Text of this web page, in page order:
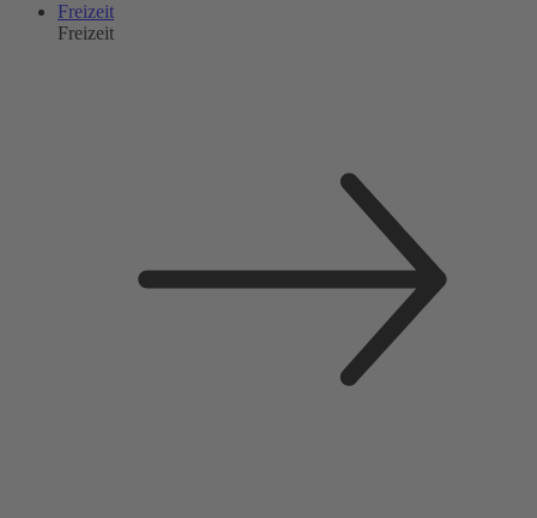
Freizeit
Freizeit